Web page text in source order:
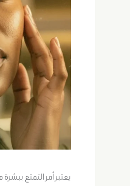
يعتبر أمر التمتع